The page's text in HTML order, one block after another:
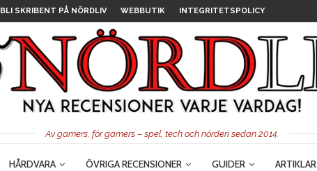
BLI SKRIBENT PÅ NÖRDLIV WEBBUTIK INTEGRITETSPOLICY
Av gamers, för gamers – spel, tech och nörderi sedan 2014.
HÅRDVARA ÖVRIGA RECENSIONER GUIDER ARTIKLAR